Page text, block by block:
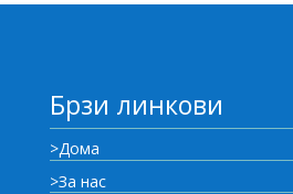
Брзи линкови
>Дома
>За нас